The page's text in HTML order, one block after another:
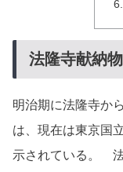
法隆寺献納
明治期に法隆寺か
は、現在は東京国
示されている。